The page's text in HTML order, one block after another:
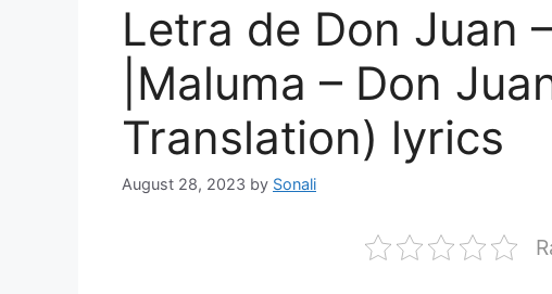
Letra de Don Juan
|Maluma – Don
Translation) lyrics
August 28, 2023 by Sonali